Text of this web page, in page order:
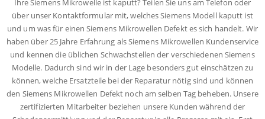
Ihre Siemens Mikrowelle ist kaputt? Teilen Sie uns am Telefon oder
über unser Kontaktformular mit, welches Siemens Modell kaputt ist
und um was für einen Siemens Mikrowellen Defekt es sich handelt. Wir
haben über 25 Jahre Erfahrung als Siemens Mikrowellen Kundenservice
und kennen die üblichen Schwachstellen der verschiedenen Siemens
Modelle. Dadurch sind wir in der Lage besonders gut einschätzen zu
können, welche Ersatzteile bei der Reparatur nötig sind und können
den Siemens Mikrowellen Defekt noch am selben Tag beheben. Unsere
zertifizierten Mitarbeiter beziehen unsere Kunden während der